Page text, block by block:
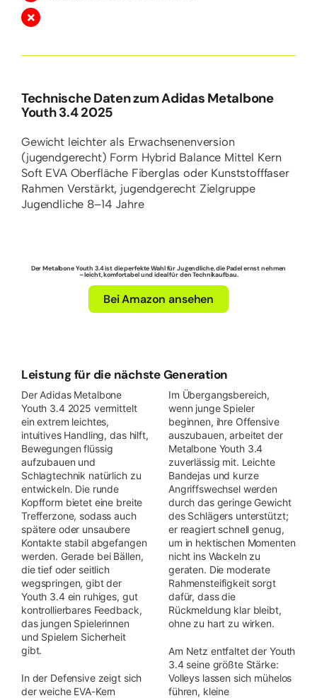
Technische Daten zum Adidas Metalbone
Youth 3.4 2025
Gewicht leichter als Erwachsenenversion
(jugendgerecht) Form Hybrid Balance Mittel Kern
Soft EVAOberfläche Fiberglas oder Kunststofffaser
Rahmen Verstärkt, jugendgerechtZielgruppe
Jugendliche 8–14 Jahre
Der Metalbone Youth 3.4 ist die perfekte Wahl für Jugendliche, die Padel ernst nehmen
– leicht, komfortabel und ideal für den Technikaufbau.
Bei Amazon ansehen
Leistung für die nächste Generation
Der Adidas Metalbone
Youth 3.4 2025 vermittelt
ein extrem leichtes,
intuitives Handling, das hilft,
Bewegungen flüssig
aufzubauen und
Schlagtechnik natürlich zu
entwickeln. Die runde
Kopfform bietet eine breite
Trefferzone, sodass auch
spätere oder unsaubere
Kontakte stabil abgefangen
werden. Gerade bei Bällen,
die tief oder seitlich
wegspringen, gibt der
Youth 3.4 ein ruhiges, gut
kontrollierbares Feedback,
das jungen Spielerinnen
und Spielern Sicherheit
gibt.
In der Defensive zeigt sich
der weiche EVA-Kern
Im Übergangsbereich,
wenn junge Spieler
beginnen, ihre Offensive
auszubauen, arbeitet der
Metalbone Youth 3.4
zuverlässig mit. Leichte
Bandejas und kurze
Angriffswechsel werden
durch das geringe Gewicht
des Schlägers unterstützt;
er reagiert schnell genug,
um in hektischen Momenten
nicht ins Wackeln zu
geraten. Die moderate
Rahmensteifigkeit sorgt
dafür, dass die
Rückmeldung klar bleibt,
ohne zu hart zu wirken.
Am Netz entfaltet der Youth
3.4 seine größte Stärke:
Volleys lassen sich mühelos
führen, kleine